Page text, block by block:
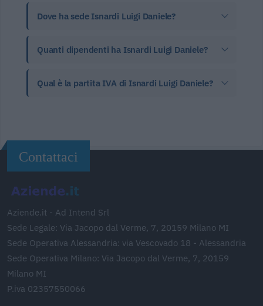
Dove ha sede Isnardi Luigi Daniele?
Quanti dipendenti ha Isnardi Luigi Daniele?
Qual è la partita IVA di Isnardi Luigi Daniele?
Contattaci
Aziende.it - Ad Intend Srl
Sede Legale: Via Jacopo dal Verme, 7, 20159 Milano MI
Sede Operativa Alessandria: via Vescovado 18 - Alessandria
Sede Operativa Milano: Via Jacopo dal Verme, 7, 20159
Milano MI
P.iva 02357550066